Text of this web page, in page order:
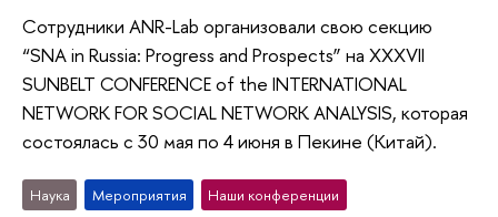
Сотрудники ANR-Lab организовали свою секцию
“SNA in Russia: Progress and Prospects” на XXXVII
SUNBELT CONFERENCE of the INTERNATIONAL
NETWORK FOR SOCIAL NETWORK ANALYSIS, которая
состоялась с 30 мая по 4 июня в Пекине (Китай).
Наука Мероприятия
Наши конференции